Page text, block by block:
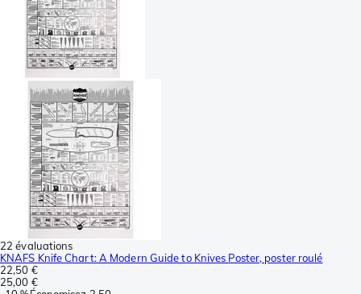
22 évaluations
KNAFS Knife Chart: A Modern Guide to Knives Poster, poster roulé
22,50 €
25,00 €